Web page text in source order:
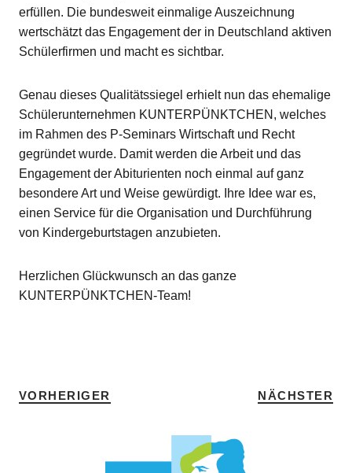
erfüllen. Die bundesweit einmalige Auszeichnung
wertschätzt das Engagement der in Deutschland aktiven
Schülerfirmen und macht es sichtbar.
Genau dieses Qualitätssiegel erhielt nun das ehemalige
Schülerunternehmen KUNTERPÜNKTCHEN, welches
im Rahmen des P-Seminars Wirtschaft und Recht
gegründet wurde. Damit werden die Arbeit und das
Engagement der Abiturienten noch einmal auf ganz
besondere Art und Weise gewürdigt. Ihre Idee war es,
einen Service für die Organisation und Durchführung
von Kindergeburtstagen anzubieten.
Herzlichen Glückwunsch an das ganze
KUNTERPÜNKTCHEN-Team!
VORHERIGER NÄCHSTER